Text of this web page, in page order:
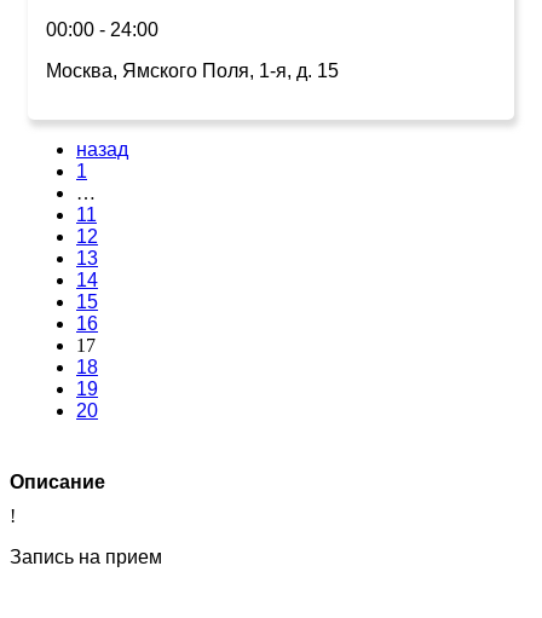
00:00 - 24:00
Москва, Ямского Поля, 1-я, д. 15
назад
1
…
11
12
13
14
15
16
17
18
19
20
Описание
!
Запись на прием